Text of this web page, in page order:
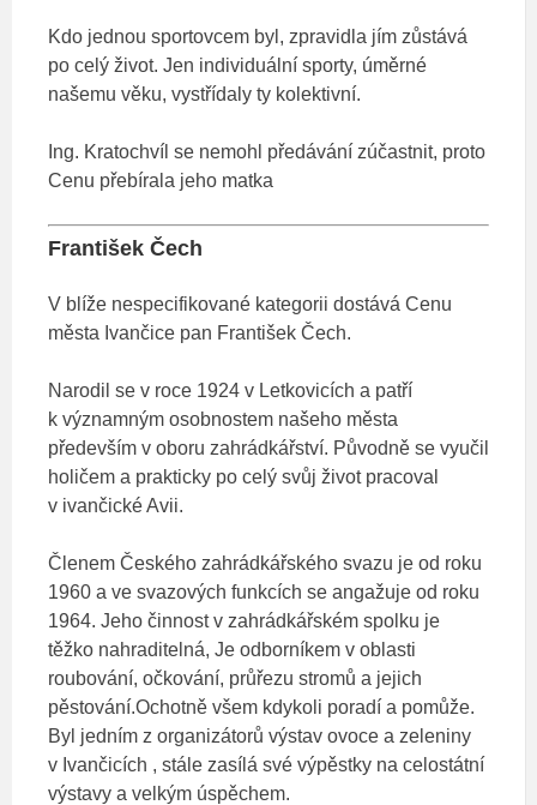
Kdo jednou sportovcem byl, zpravidla jím zůstává
po celý život. Jen individuální sporty, úměrné
našemu věku, vystřídaly ty kolektivní.
Ing. Kratochvíl se nemohl předávání zúčastnit, proto
Cenu přebírala jeho matka
František Čech
V blíže nespecifikované kategorii dostává Cenu
města Ivančice pan František Čech.
Narodil se v roce 1924 v Letkovicích a patří
k významným osobnostem našeho města
především v oboru zahrádkářství. Původně se vyučil
holičem a prakticky po celý svůj život pracoval
v ivančické Avii.
Členem Českého zahrádkářského svazu je od roku
1960 a ve svazových funkcích se angažuje od roku
1964. Jeho činnost v zahrádkářském spolku je
těžko nahraditelná, Je odborníkem v oblasti
roubování, očkování, průřezu stromů a jejich
pěstování.Ochotně všem kdykoli poradí a pomůže.
Byl jedním z organizátorů výstav ovoce a zeleniny
v Ivančicích , stále zasílá své výpěstky na celostátní
výstavy a velkým úspěchem.